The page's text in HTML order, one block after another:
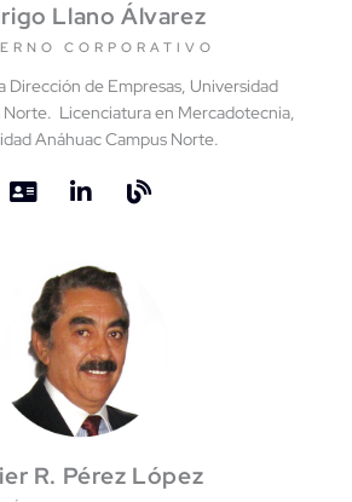
Llano Álvarez
CORPORATIVO
Dirección de Empresas, Universidad
Norte. Licenciatura en Mercadotecnia,
Anáhuac Campus Norte.
R. Pérez López